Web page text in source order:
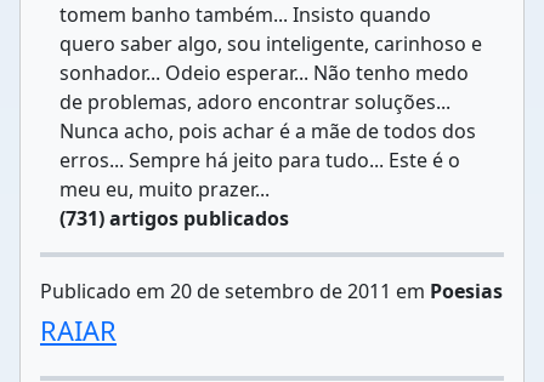
tomem banho também... Insisto quando
quero saber algo, sou inteligente, carinhoso e
sonhador... Odeio esperar... Não tenho medo
de problemas, adoro encontrar soluções...
Nunca acho, pois achar é a mãe de todos dos
erros... Sempre há jeito para tudo... Este é o
meu eu, muito prazer...
(731) artigos publicados
Publicado em 20 de setembro de 2011 em Poesias
RAIAR